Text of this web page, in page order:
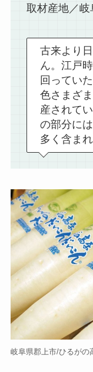
取材産地／
古来より
ん。江戸
回ってい
色さまざ
産されて
の部分に
多く含まれ
岐阜県郡上市/ひるがの